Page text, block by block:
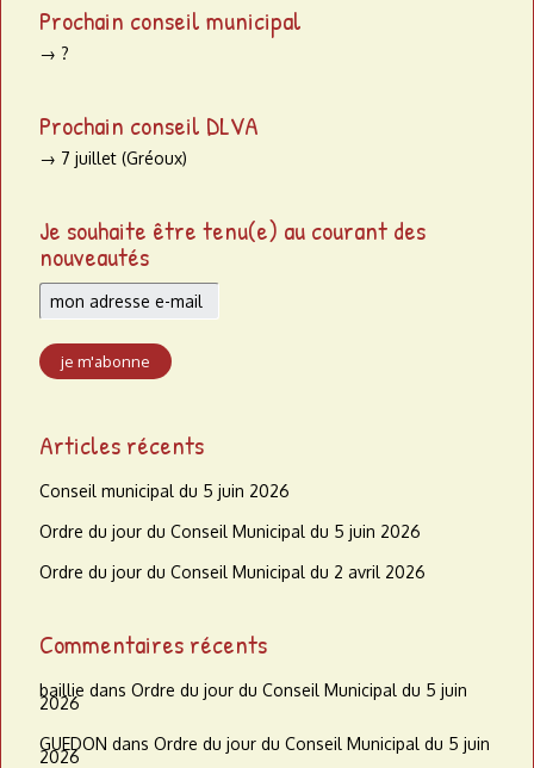
Prochain conseil municipal
→ ?
Prochain conseil DLVA
→ 7 juillet (Gréoux)
Je souhaite être tenu(e) au courant des
nouveautés
Articles récents
Conseil municipal du 5 juin 2026
Ordre du jour du Conseil Municipal du 5 juin 2026
Ordre du jour du Conseil Municipal du 2 avril 2026
Commentaires récents
baillie dans Ordre du jour du Conseil Municipal du 5 juin
2026
GUEDON dans Ordre du jour du Conseil Municipal du 5 juin
2026